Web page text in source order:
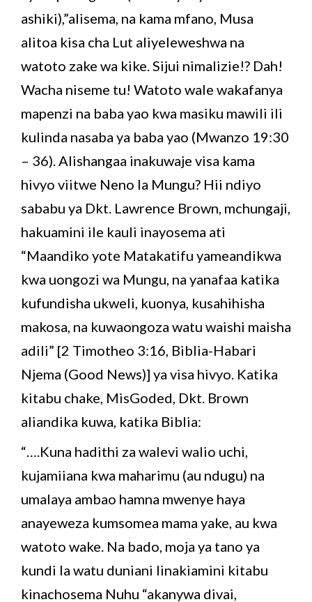
ashiki),”alisema, na kama mfano, Musa
alitoa kisa cha Lut aliyeleweshwa na
watoto zake wa kike. Sijui nimalizie!? Dah!
Wacha niseme tu! Watoto wale wakafanya
mapenzi na baba yao kwa masiku mawili ili
kulinda nasaba ya baba yao (Mwanzo 19:30
– 36). Alishangaa inakuwaje visa kama
hivyo viitwe Neno la Mungu? Hii ndiyo
sababu ya Dkt. Lawrence Brown, mchungaji,
hakuamini ile kauli inayosema ati
“Maandiko yote Matakatifu yameandikwa
kwa uongozi wa Mungu, na yanafaa katika
kufundisha ukweli, kuonya, kusahihisha
makosa, na kuwaongoza watu waishi maisha
adili” [2 Timotheo 3:16, Biblia-Habari
Njema (Good News)] ya visa hivyo. Katika
kitabu chake, MisGoded, Dkt. Brown
aliandika kuwa, katika Biblia:
“….Kuna hadithi za walevi walio uchi,
kujamiiana kwa maharimu (au ndugu) na
umalaya ambao hamna mwenye haya
anayeweza kumsomea mama yake, au kwa
watoto wake. Na bado, moja ya tano ya
kundi la watu duniani linakiamini kitabu
kinachosema Nuhu “akanywa divai,